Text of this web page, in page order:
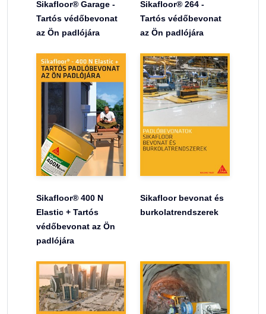
Sikafloor® Garage -
Tartós védőbevonat
az Ön padlójára
Sikafloor® 264 -
Tartós védőbevonat
az Ön padlójára
Sikafloor® 400 N
Elastic + Tartós
védőbevonat az Ön
padlójára
Sikafloor bevonat és
burkolatrendszerek